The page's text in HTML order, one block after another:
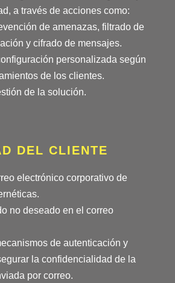
a través de acciones como:
de amenazas, filtrado de
y cifrado de mensajes.
personalizada según
de los clientes.
de la solución.
DEL CLIENTE
electrónico corporativo de
no deseado en el correo
de autenticación y
la confidencialidad de la
por correo.